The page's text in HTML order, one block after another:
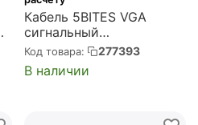
Кабель 5BITES VGA
сигнальный
HD15M/HD15M,
ферр.кольца, 5м. (APC-
133-050)
Код товара: 277393
В наличии